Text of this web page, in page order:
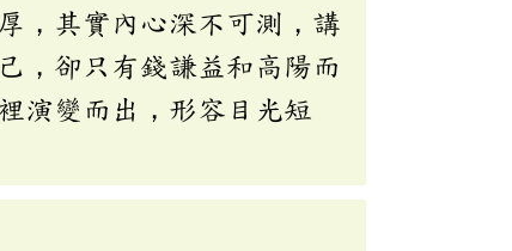
，其實內心深不可測，講
，卻只有錢謙益和高陽而
演變而出，形容目光短